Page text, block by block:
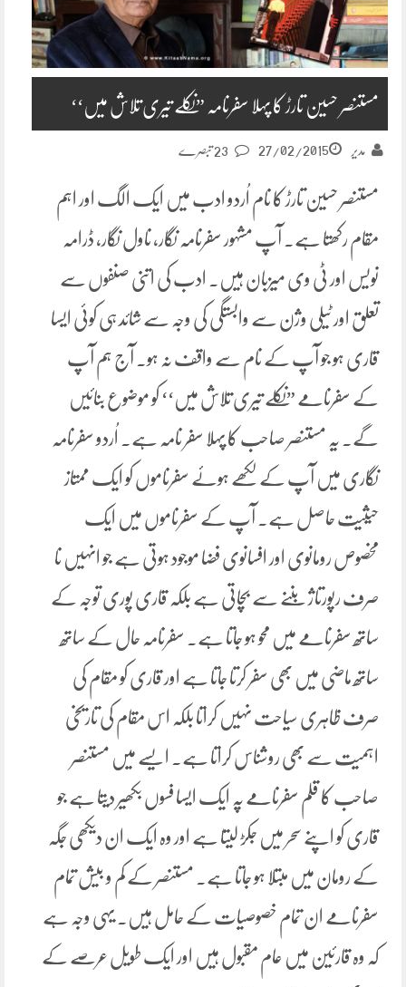
مستنصر حسین تارڑ کا پہلا سفرنامہ ”نکلے تیری تلاش میں‘‘
مدیر 27/02/2015
مستنصر حسین تارڑ کا نام اُردو ادب میں ایک الگ اور اہم
مقام رکھتا ہے۔ آپ مشہور سفرنامہ نگار، ناول نگار، ڈرامہ
نویس اور ٹی وی میزبان ہیں۔ ادب کی اتنی صنفوں سے
تعلق اور ٹیلی وژن سے وابستگی کی وجہ سے شائد ہی کوئی ایسا
قاری ہو جو آپ کے نام سے واقف نہ ہو۔ آج ہم آپ
کے سفرنامے ”نکلے تیری تلاش میں‘‘ کو موضوع بنائیں
گے۔ یہ مستنصر صاحب کا پہلا سفر نامہ ہے۔ اُردو سفرنامہ
نگاری میں آپ کے لکھے ہوئے سفرناموں کو ایک ممتاز
حیثیت حاصل ہے۔ آپ کے سفرناموں میں ایک
مخصوص رومانوی اور افسانوی فضا موجود ہوتی ہے جو انہیں نا
صرف رپورتاژ بننے سے بچاتی ہے بلکہ قاری پوری توجہ کے
ساتھ سفرنامے میں محو ہو جاتا ہے۔ سفرنامہ حال کے ساتھ
ساتھ ماضی میں بھی سفر کرتا جاتا ہے اور قاری کو مقام کی
صرف ظاہری سیاحت نہیں کراتا بلکہ اس مقام کی تاریخی
اہمیت سے بھی روشناس کراتا ہے۔ ایسے میں مستنصر
صاحب کا قلم سفرنامے پہ ایک ایسا فسوں بکھیر دیتا ہے جو
قاری کو اپنے سحر میں جکڑ لیتا ہے اور وہ ایک ان دیکھی جگہ
کے رومان میں مبتلا ہو جاتا ہے۔ مستنصر کے کم و بیش تمام
سفرنامے ان تمام خصوصیات کے حامل ہیں۔ یہی وجہ ہے
کہ وہ قارئین میں عام مقبول ہیں اور ایک طویل عرصے کے